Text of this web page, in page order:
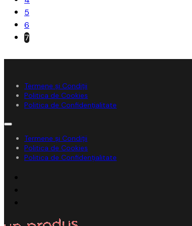
5
6
7
Termene și Condiții
Politica de Cookies
Politica de Confidențialitate
Termene și Condiții
Politica de Cookies
Politica de Confidențialitate